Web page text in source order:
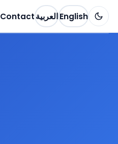
ContactالعربيةEnglish